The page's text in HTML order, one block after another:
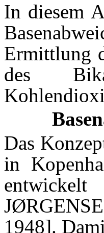
In diesem
Ermittlung
des
Das
in
1948].